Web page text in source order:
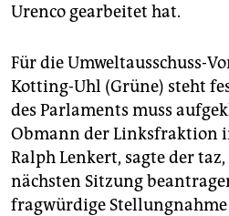
Urenco gearbeitet hat.
Für die Umweltausschuss-
Kotting-Uhl (Grüne) steht
des Parlaments muss
Obmann der Linksfraktion
Ralph Lenkert, sagte der
nächsten Sitzung
fragwürdige